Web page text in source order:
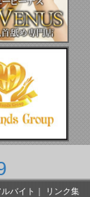
バイト リンク集